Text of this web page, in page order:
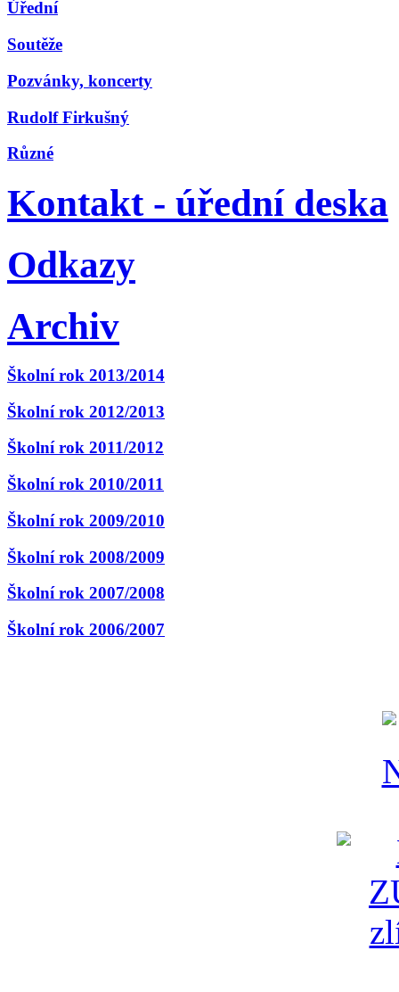
Úřední
Soutěže
Pozvánky, koncerty
Rudolf Firkušný
Různé
Kontakt - úřední deska
Odkazy
Archiv
Školní rok 2013/2014
Školní rok 2012/2013
Školní rok 2011/2012
Školní rok 2010/2011
Školní rok 2009/2010
Školní rok 2008/2009
Školní rok 2007/2008
Školní rok 2006/2007